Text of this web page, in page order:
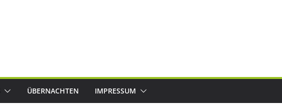
ÜBERNACHTEN IMPRESSUM